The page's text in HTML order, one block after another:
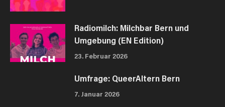
Radiomilch: Milchbar Bern und
Umgebung (EN Edition)
23. Februar 2026
Umfrage: QueerAltern Bern
7. Januar 2026